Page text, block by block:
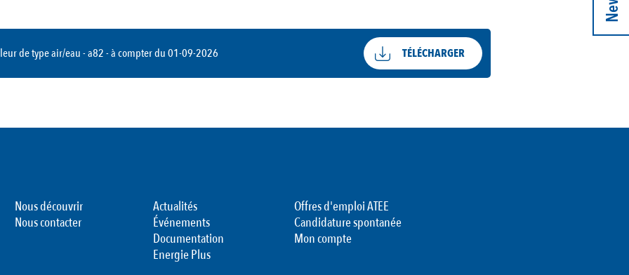
de type air/eau - a82 - à compter du 01-09-2026 TÉLÉCHARGER
Nous découvrir
Nous contacter
Actualités
Événements
Documentation
Energie Plus
Offres d'emploi ATEE
Candidature spontanée
Mon compte